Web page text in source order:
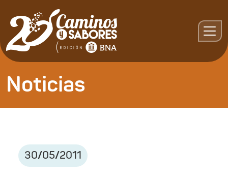
Noticias
30/05/2011